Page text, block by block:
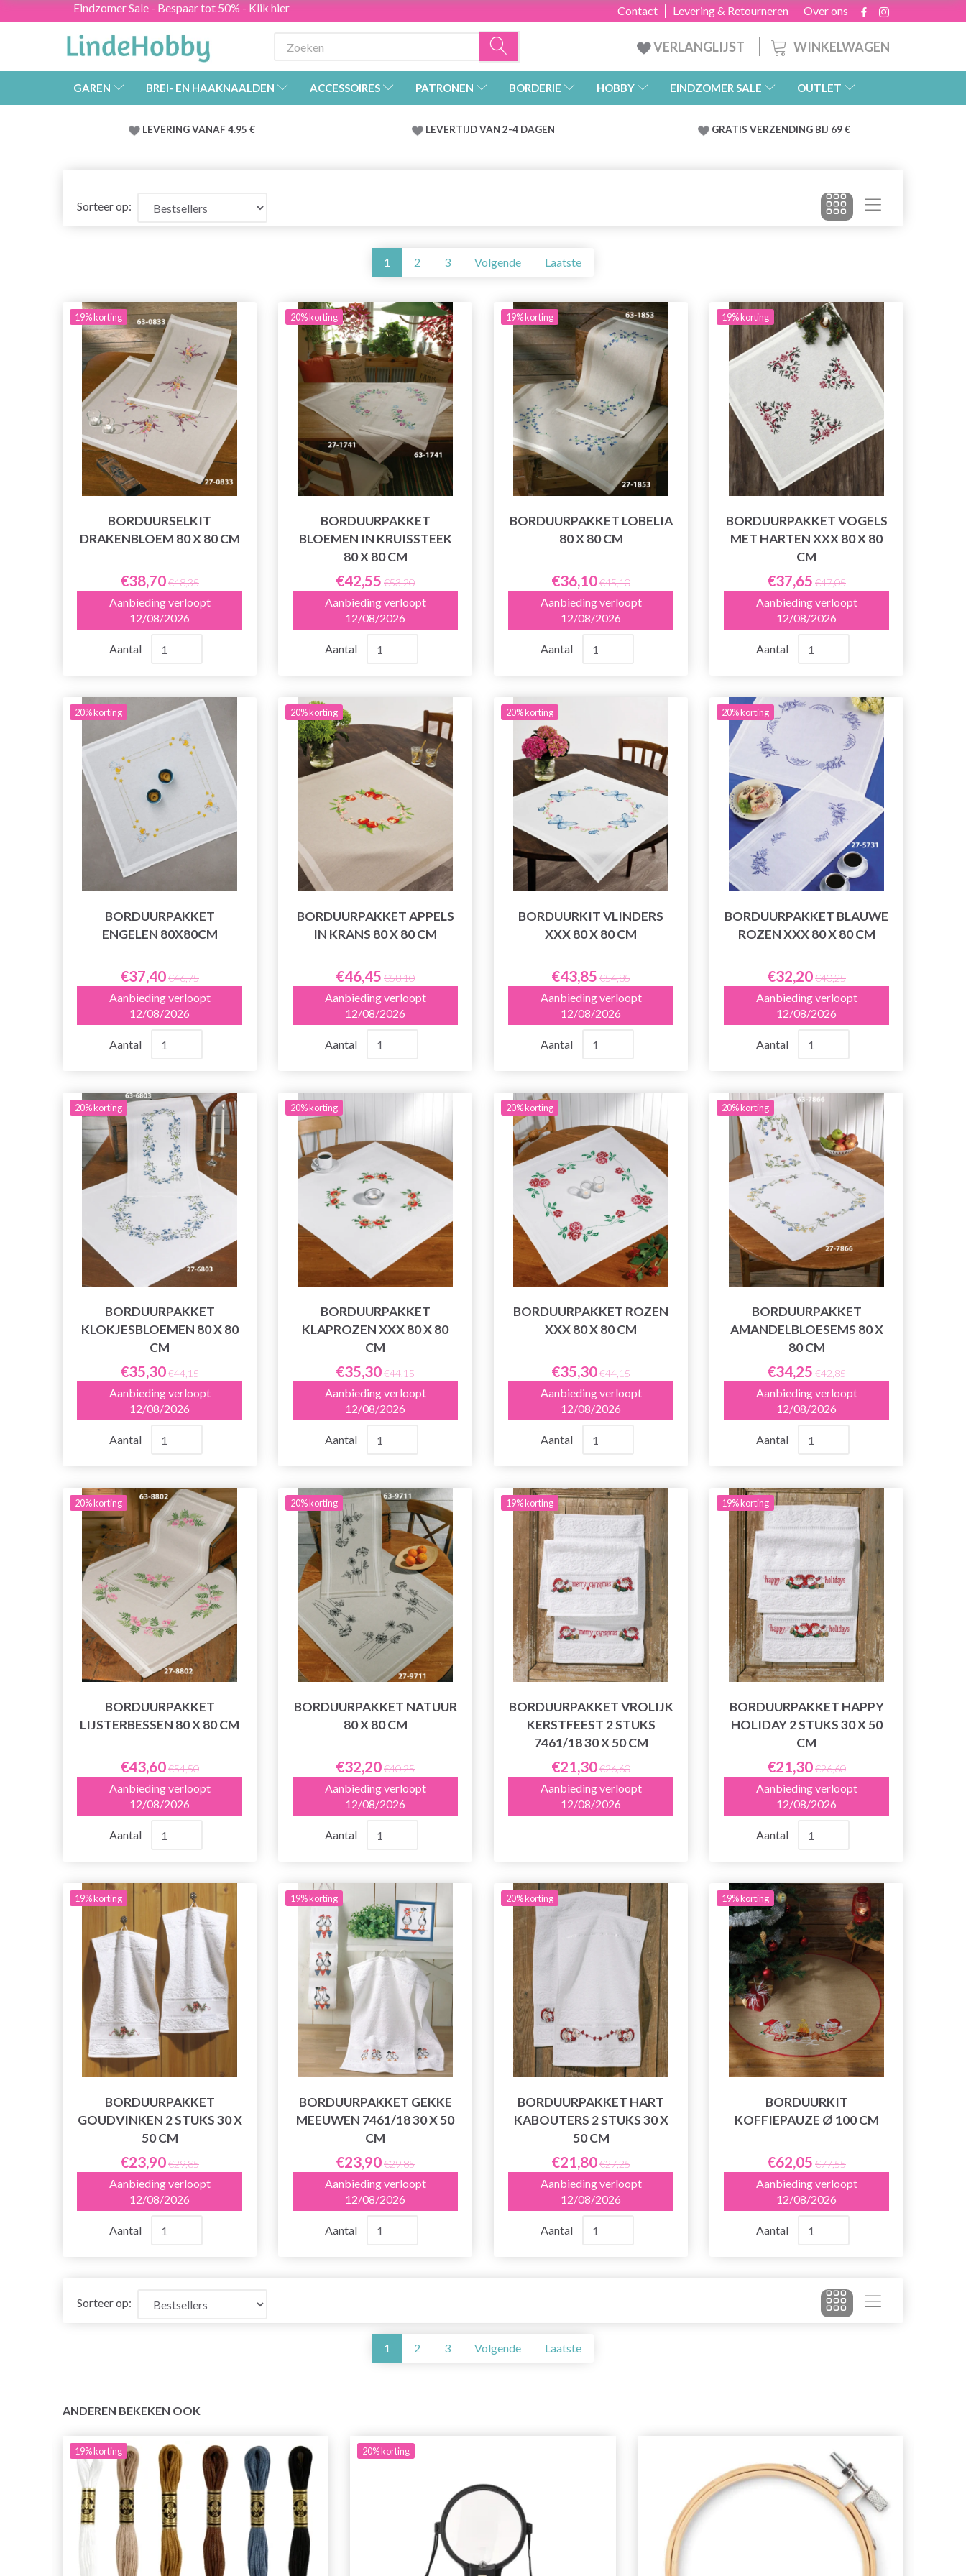
Eindzomer Sale - Bespaar tot 50% - Klik hier Over ons
Levering & Retourneren
Contact
WINKELWAGEN
VERLANGLIJST
GAREN BREI- EN HAAKNAALDEN ACCESSOIRES PATRONEN BORDERIE HOBBY EINDZOMER SALE OUTLET
LEVERING VANAF 4.95 € LEVERTIJD VAN 2-4 DAGEN GRATIS VERZENDING BIJ 69 €
Sorteer op:
1 2 3 Volgende Laatste
19% korting
BORDUURSELKIT
DRAKENBLOEM 80 X 80 CM
€38,70€48,35
Aanbieding verloopt
12/08/2026
Aantal
20% korting
BORDUURPAKKET
BLOEMEN IN KRUISSTEEK
80 X 80 CM
€42,55 €53,20
Aanbieding verloopt
12/08/2026
Aantal
19% korting
BORDUURPAKKET LOBELIA
80 X 80 CM
€36,10€45,10
Aanbieding verloopt
12/08/2026
Aantal
19% korting
BORDUURPAKKET VOGELS
MET HARTEN XXX 80 X 80
CM
€37,65 €47,05
Aanbieding verloopt
12/08/2026
Aantal
20% korting
BORDUURPAKKET
ENGELEN 80X80CM
€37,40€46,75
Aanbieding verloopt
12/08/2026
Aantal
20% korting
BORDUURPAKKET APPELS
IN KRANS 80 X 80 CM
€46,45 €58,10
Aanbieding verloopt
12/08/2026
Aantal
20% korting
BORDUURKIT VLINDERS
XXX 80 X 80 CM
€43,85 €54,85
Aanbieding verloopt
12/08/2026
Aantal
20% korting
BORDUURPAKKET BLAUWE
ROZEN XXX 80 X 80 CM
€32,20€40,25
Aanbieding verloopt
12/08/2026
Aantal
20% korting
BORDUURPAKKET
KLOKJESBLOEMEN 80 X 80
CM
€35,30€44,15
Aanbieding verloopt
12/08/2026
Aantal
20% korting
BORDUURPAKKET
KLAPROZEN XXX 80 X 80
CM
€35,30€44,15
Aanbieding verloopt
12/08/2026
Aantal
20% korting
BORDUURPAKKET ROZEN
XXX 80 X 80 CM
€35,30€44,15
Aanbieding verloopt
12/08/2026
Aantal
20% korting
BORDUURPAKKET
AMANDELBLOESEMS 80 X
80 CM
€34,25 €42,85
Aanbieding verloopt
12/08/2026
Aantal
20% korting
BORDUURPAKKET
LIJSTERBESSEN 80 X 80 CM
€43,60€54,50
Aanbieding verloopt
12/08/2026
Aantal
20% korting
BORDUURPAKKET NATUUR
80 X 80 CM
€32,20€40,25
Aanbieding verloopt
12/08/2026
Aantal
19% korting
BORDUURPAKKET VROLIJK
KERSTFEEST 2 STUKS
7461/18 30 X 50 CM
€21,30€26,60
Aanbieding verloopt
12/08/2026
19% korting
BORDUURPAKKET HAPPY
HOLIDAY 2 STUKS 30 X 50
CM
€21,30€26,60
Aanbieding verloopt
12/08/2026
Aantal
19% korting
BORDUURPAKKET
GOUDVINKEN 2 STUKS 30 X
50 CM
€23,90€29,85
Aanbieding verloopt
12/08/2026
Aantal
19% korting
BORDUURPAKKET GEKKE
MEEUWEN 7461/18 30 X 50
CM
€23,90€29,85
Aanbieding verloopt
12/08/2026
Aantal
20% korting
BORDUURPAKKET HART
KABOUTERS 2 STUKS 30 X
50 CM
€21,80€27,25
Aanbieding verloopt
12/08/2026
Aantal
19% korting
BORDUURKIT
KOFFIEPAUZE Ø 100 CM
€62,05 €77,55
Aanbieding verloopt
12/08/2026
Aantal
Sorteer op:
1 2 3 Volgende Laatste
ANDEREN BEKEKEN OOK
19%korting 20%korting